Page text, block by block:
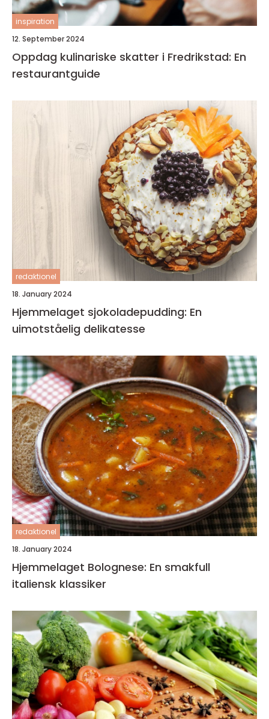
inspiration
12. September 2024
Oppdag kulinariske skatter i Fredrikstad: En
restaurantguide
redaktionel
18. January 2024
Hjemmelaget sjokoladepudding: En
uimotståelig delikatesse
redaktionel
18. January 2024
Hjemmelaget Bolognese: En smakfull
italiensk klassiker